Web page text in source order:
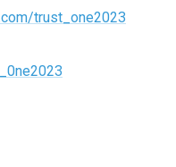
trust_one2023